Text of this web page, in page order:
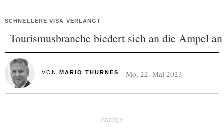
SCHNELLERE VISA VERLANGT
Tourismusbranche biedert sich an die Ampel an
VON MARIO THURNES Mo, 22. Mai 2023